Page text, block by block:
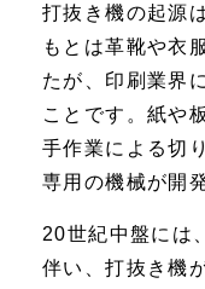
打抜き機の起源
もとは革靴や衣
たが、印刷業界
ことです。紙や
手作業による切
専用の機械が開
20世紀中盤には
伴い、打抜き機